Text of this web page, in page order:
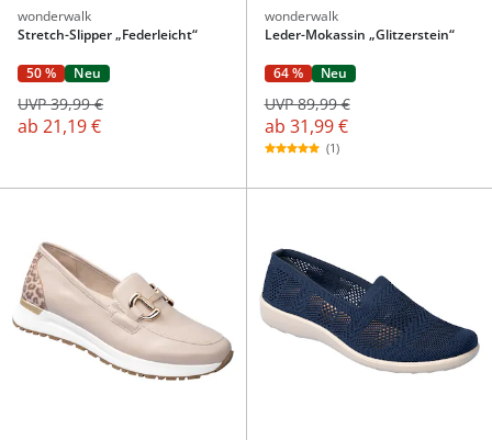
wonderwalk
Stretch-Slipper „Federleicht“
50 % Neu
ab 21,19 €
UVP 39,99 €
wonderwalk
Leder-Mokassin „Glitzerstein“
64 % Neu
ab 31,99 €
UVP 89,99 €
(1)